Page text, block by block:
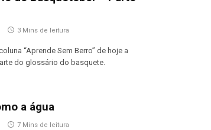
3 Mins de leitura
“Aprende Sem Berro” de hoje a
do glossário do basquete.
a água
7 Mins de leitura